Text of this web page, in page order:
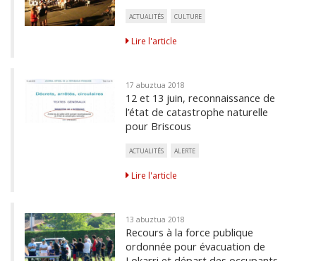
ACTUALITÉS CULTURE
Lire l'article
17 abuztua 2018
12 et 13 juin, reconnaissance de
l’état de catastrophe naturelle
pour Briscous
ACTUALITÉS ALERTE
Lire l'article
13 abuztua 2018
Recours à la force publique
ordonnée pour évacuation de